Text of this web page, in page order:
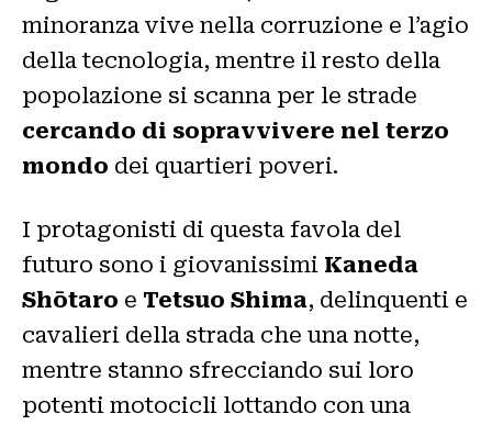
minoranza vive nella corruzione e l’agio
della tecnologia, mentre il resto della
popolazione si scanna per le strade
cercando di sopravvivere nel terzo
mondo dei quartieri poveri.
I protagonisti di questa favola del
futuro sono i giovanissimi Kaneda
Shōtaro e Tetsuo Shima, delinquenti e
cavalieri della strada che una notte,
mentre stanno sfrecciando sui loro
potenti motocicli lottando con una